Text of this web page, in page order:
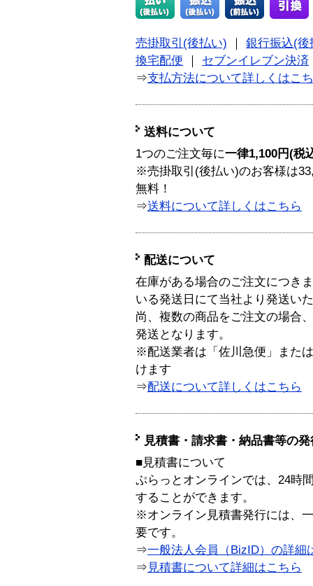
売掛取引(後払い)
銀行振込(後
換宅配便
セブンイレブン決済
⇒支払方法について詳しくはこ
送料について
1つのご注文毎に一律1,100円(税
※売掛取引(後払い)のお客様は
無料！
⇒送料について詳しくはこちら
配送について
在庫がある場合のご注文につき
いる発送日にて当社より発送い
尚、複数の商品をご注文の場合
発送となります。
※配送業者は「佐川急便」また
けます
⇒配送について詳しくはこちら
見積書・請求書・納品書等の
■見積書について
ぷらっとオンラインでは、24時
することができます。
※オンライン見積書発行には、
要です。
⇒一般法人会員（BizID）の詳細
⇒ 見積書について詳細はこちら